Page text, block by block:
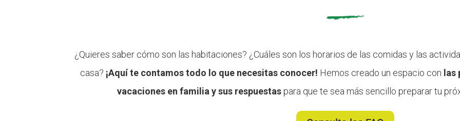
¿Quieres saber cómo son las habitaciones? ¿Cuáles son los horarios de las comidas y las
casa? ¡Aquí te contamos todo lo que necesitas conocer! Hemos creado un espacio con
vacaciones en familia y sus respuestaspara que te sea más sencillo preparar tu